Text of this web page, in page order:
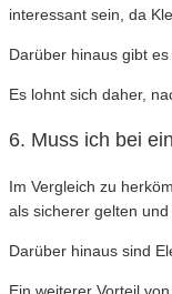
interessant sein, da
Darüber hinaus gibt
Es lohnt sich daher,
6. Muss ich bei
Im Vergleich zu
als sicherer gelten
Darüber hinaus sind
Ein weiterer Vorteil